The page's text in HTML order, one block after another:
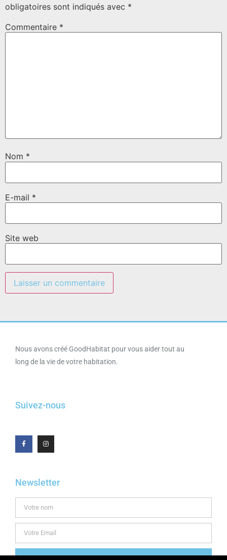
obligatoires sont indiqués avec *
Commentaire *
Nom *
E-mail *
Site web
Nous avons créé GoodHabitat pour vous aider tout au
long de la vie de votre habitation.
Suivez-nous
Newsletter